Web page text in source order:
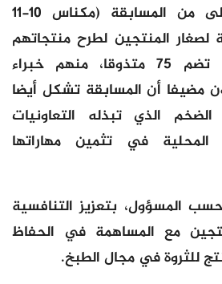
وتروم المرحلة الأولى من المسابقة (مكناس 10-11
لصغار المنتجين لطرح منتجاتهم
أمام لجنة للتحكيم تضم 75 متذوقا، منهم خبراء
مضيفا أن المسابقة تشكل أيضا
الذي تبذله التعاونيات
المحلية في تثمين مهاراتها
حسب المسؤول، بتعزيز التنافسية
مع المساهمة في الحفاظ
للثروة في مجال الطبخ.